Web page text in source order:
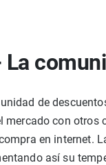
La
de
mercado con otros
en internet.
así su